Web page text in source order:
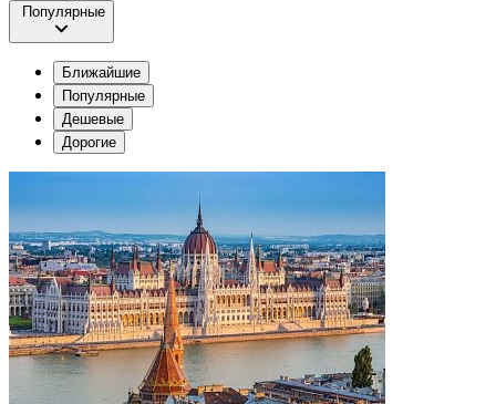
Популярные
Ближайшие
Популярные
Дешевые
Дорогие